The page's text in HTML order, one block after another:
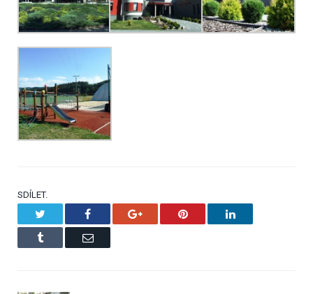
SDÍLET.
Facebook Google+ Pinterest LinkedIn
Tumblr Email